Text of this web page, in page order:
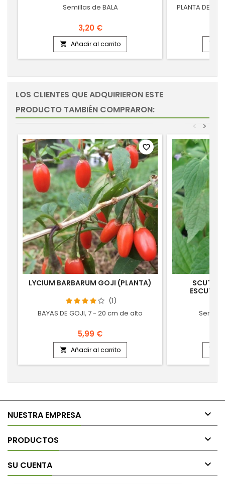
Semillas de BALA
3,20 €
 Añadir al carrito
PLANTA DE

LOS CLIENTES QUE ADQUIRIERON ESTE
PRODUCTO TAMBIÉN COMPRARON:
>
<
LYCIUM BARBARUM GOJI (PLANTA)
(1)
BAYAS DE GOJI, 7 - 20 cm de alto
5,99 €
 Añadir al carrito
favorite_border

NUESTRA EMPRESA 
PRODUCTOS 
SU CUENTA 